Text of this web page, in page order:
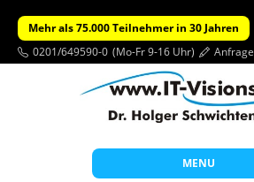
Mehr als 75.000 Teilnehmer in 30 Jahren
0201/649590-0 (Mo-Fr 9-16 Uhr) Anfrage
MENU